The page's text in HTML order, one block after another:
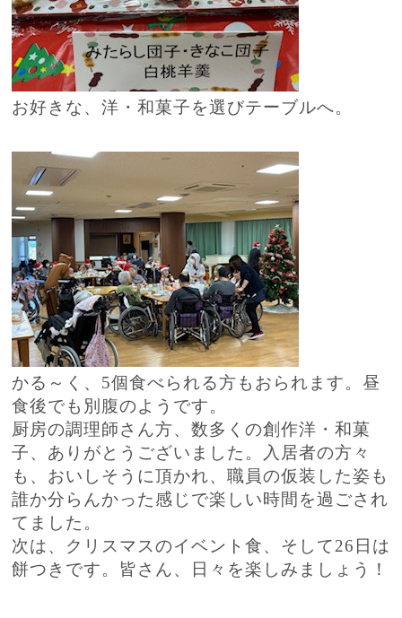
お好きな、洋・和菓子を選びテーブルへ。
かる～く、5個食べられる方もおられます。昼
食後でも別腹のようです。
厨房の調理師さん方、数多くの創作洋・和菓
子、ありがとうございました。入居者の方々
も、おいしそうに頂かれ、職員の仮装した姿も
誰か分らんかった感じで楽しい時間を過ごされ
てました。
次は、クリスマスのイベント食、そして26日は
餅つきです。皆さん、日々を楽しみましょう！